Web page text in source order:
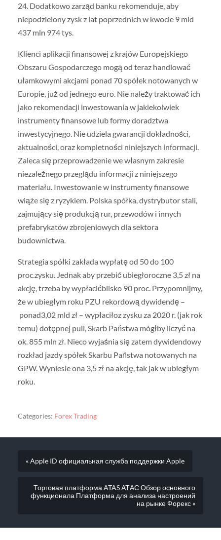
24. Dodatkowo zarząd banku rekomenduje, aby
niepodzielony zysk z lat poprzednich w kwocie 9 mld
437 mln 974 tys.
Klienci aplikacji finansowej z krajów Europejskiego
Obszaru Gospodarczego mogą od teraz handlować
ułamkowymi akcjami ponad 70 spółek notowanych w
Europie, już od jednego euro. Nie należy traktować ich
jako rekomendacji inwestowania w jakiekolwiek
instrumenty finansowe lub formy doradztwa
inwestycyjnego. Nie udziela gwarancji dokładności,
aktualności, oraz kompletności niniejszych informacji.
Zaleca się przeprowadzenie we własnym zakresie
niezależnego przeglądu informacji z niniejszego
materiału. Inwestowanie w instrumenty finansowe
wiąże się z ryzykiem. Polska spółka, dystrybutor stali,
zajmujący się produkcją rur, przewodów i innych
prefabrykatów zbrojeniowych dla sektora
budownictwa.
Strategia spółki zakłada wypłatę od 50 do 100
proc.zysku. Jednak aby przebić ubiegłoroczne 3,5 zł na
akcję, trzeba by wypłacićblisko 90 proc. Przypomnijmy,
że w ubiegłym roku PZU rekordową dywidendę –
ponad3,02 mld zł – wypłaciłoz zysku za 2020 r. (jak rok
temu) dotępnej puli, Skarb Państwa mógłby liczyć na
ok. 855 mln zł. Nieco wyjaśnia się zatem dywidendowy
rozkład jazdy spółek Skarbu Państwa notowanych na
GPW. Wyniesie ona 3,5 zł na akcję, tak jak w ubiegłym
roku.
Categories: Forex Trading
« Apple ID официальная служба поддержки Apple
Торговая платформа ATAS АТАС Обзор основного
функционала Платформа для анализа настроений
на рынке Форекс »